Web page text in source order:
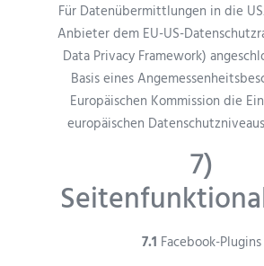
Für Datenübermittlungen in die
Anbieter dem EU-US-
Data Privacy Framework)
Basis eines
Europäischen Kommission die
europäischen
7)
7.1 Facebook-Plugins